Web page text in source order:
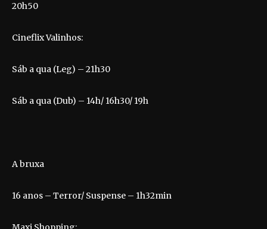
20h50
Cineflix Valinhos:
Sáb a qua (Leg) – 21h30
Sáb a qua (Dub) – 14h/ 16h30/ 19h
A bruxa
16 anos – Terror/ Suspense – 1h32min